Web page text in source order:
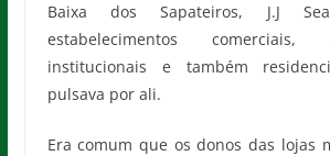
Baixa dos Sapateiros, J.J
estabelecimentos
institucionais e também
pulsava por ali.
Era comum que os donos das lojas